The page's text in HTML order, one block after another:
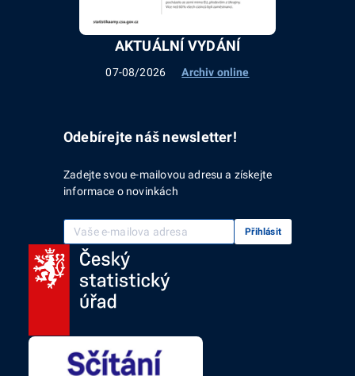
AKTUÁLNÍ VYDÁNÍ
07-08/2026 Archiv online
Odebírejte náš newsletter!
Zadejte svou e-mailovou adresu a získejte
informace o novinkách
Vaše e-mailová adresa Přihlásit